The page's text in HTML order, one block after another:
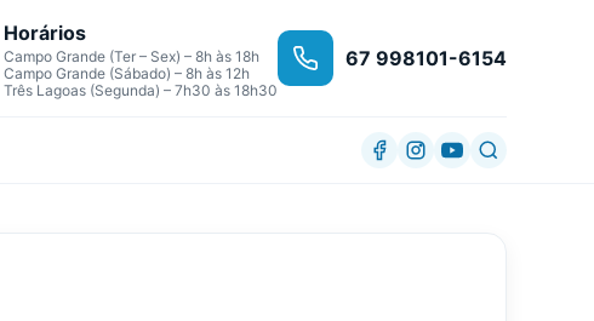
Horários
Campo Grande (Ter – Sex) – 8h às 18h
Campo Grande (Sábado) – 8h às 12h
Três Lagoas (Segunda) – 7h30 às 18h30
67 998101-6154